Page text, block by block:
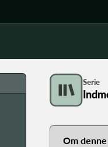
Serie
Om